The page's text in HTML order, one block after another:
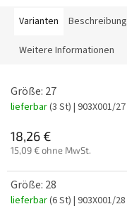
Varianten Beschreibung
Weitere Informationen
Größe: 27
lieferbar(3 St) | 903X001/27
18,26 €
15,09 € ohne MwSt.
Größe: 28
lieferbar(6 St) | 903X001/28